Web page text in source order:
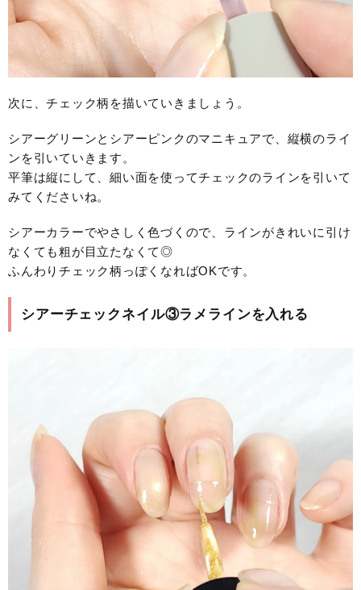
次に、チェック柄を描いていきましょう。
シアーグリーンとシアーピンクのマニキュアで、縦横のライ
ンを引いていきます。
平筆は縦にして、細い面を使ってチェックのラインを引いて
みてくださいね。
シアーカラーでやさしく色づくので、ラインがきれいに引け
なくても粗が目立たなくて◎
ふんわりチェック柄っぽくなればOKです。
シアーチェックネイル③ラメラインを入れる